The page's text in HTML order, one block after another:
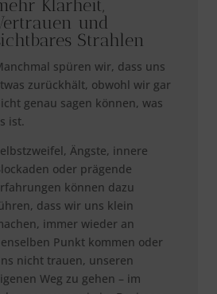
Klarheit,
und
Strahlen
spüren wir, dass uns
zurückhält, obwohl wir gar
genau sagen können, was
ist.
Ängste, innere
oder prägende
können dazu
dass wir uns klein
immer wieder an
Punkt kommen oder
nicht trauen, unseren
Weg zu gehen – im